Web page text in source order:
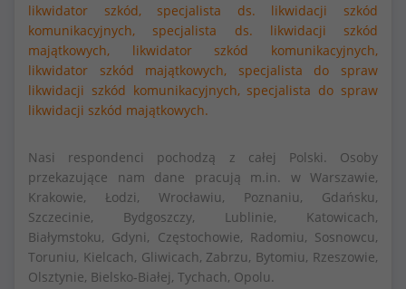
likwidator szkód,
specjalista ds. likwidacji szkód
komunikacyjnych,
specjalista ds. likwidacji szkód
majątkowych,
likwidator szkód komunikacyjnych,
likwidator szkód majątkowych,
specjalista do spraw
likwidacji szkód komunikacyjnych, specjalista do spraw
likwidacji szkód majątkowych.
Nasi respondenci pochodzą z całej Polski. Osoby
przekazujące nam dane pracują m.in. w Warszawie,
Krakowie, Łodzi, Wrocławiu, Poznaniu, Gdańsku,
Szczecinie, Bydgoszczy, Lublinie, Katowicach,
Białymstoku, Gdyni, Częstochowie, Radomiu, Sosnowcu,
Toruniu, Kielcach, Gliwicach, Zabrzu, Bytomiu, Rzeszowie,
Olsztynie, Bielsko-Białej, Tychach, Opolu.